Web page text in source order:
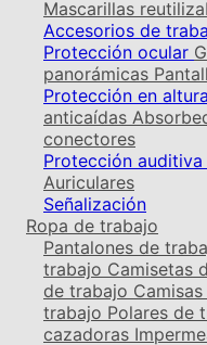
Mascarillas
Accesorios de
Protección ocular
panorámicas
Protección en altura
anticaídas
conectores
Protección auditiva
Auriculares
Señalización
Ropa de trabajo
Pantalones de
trabajo Camisetas
de trabajo
trabajo Polares de
cazadoras